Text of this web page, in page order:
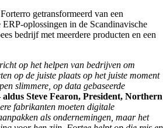
getransformeerd van een
oplossingen in de Scandinavische
bedrijf met meerdere producten en een
op het helpen van bedrijven om
op de juiste plaats op het juiste moment
slimmere, op data gebaseerde
Steve Fearon, President, Northern
fabrikanten moeten digitale
als ondernemingen, maar het